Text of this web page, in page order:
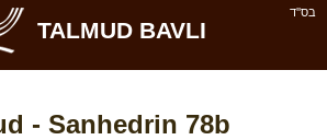
בס''ד
TALMUD BAVLI
- Sanhedrin 78b